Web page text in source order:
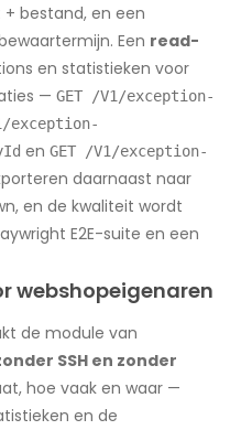
bestand, en een
Een read-
en statistieken voor
— GET /V1/exception-
exception-
en GET /V1/exception-
daarnaast naar
en de kwaliteit wordt
E2E-suite en een
webshopeigenaren
de module van
SSH en zonder
hoe vaak en waar —
en de